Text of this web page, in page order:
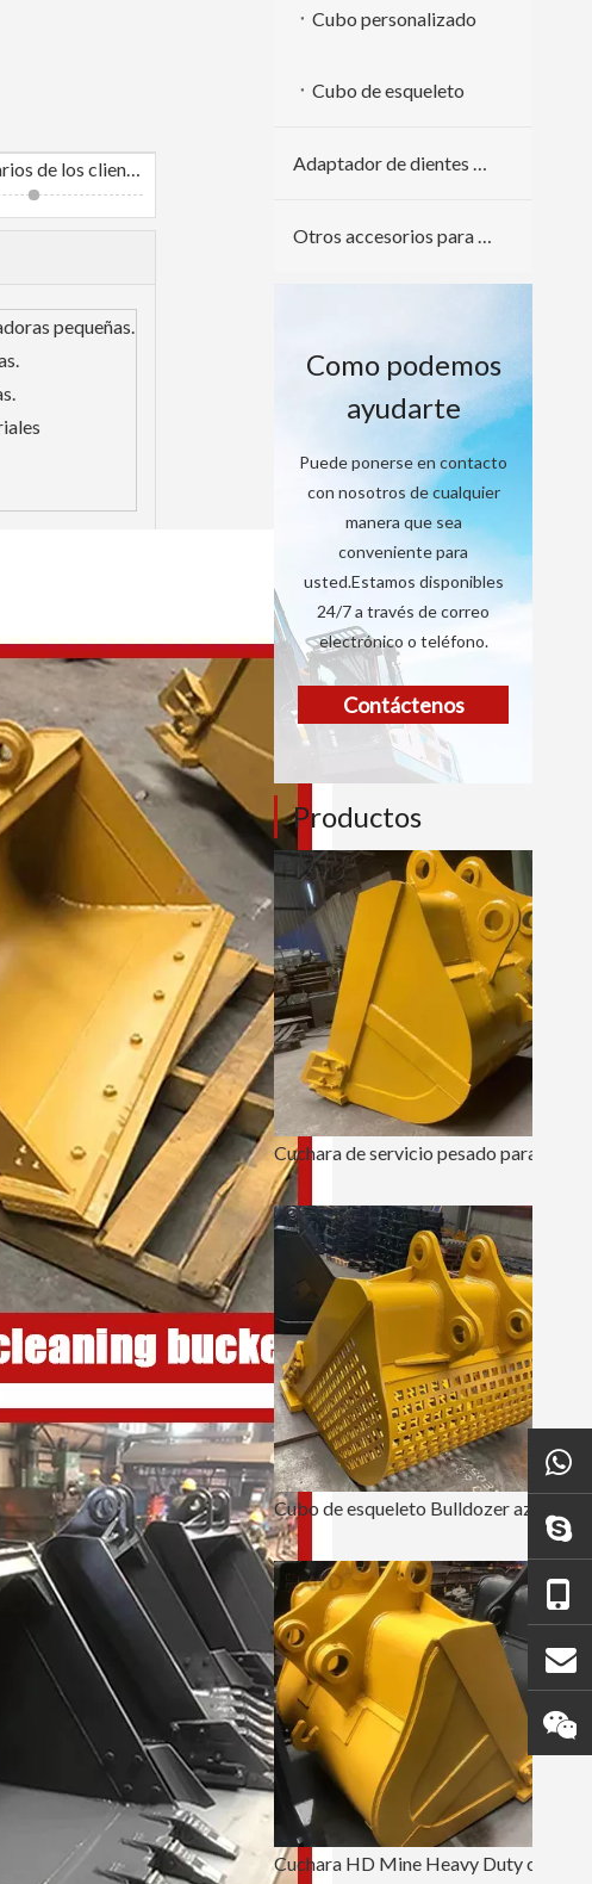
Comentarios de los clientes
pequeñas.
Cubo personalizado
Cubo de esqueleto
Adaptador de dientes de cuchara
Otros accesorios para excavadoras
Como podemos
ayudarte
Puede ponerse en contacto
con nosotros de cualquier
manera que sea
conveniente para
usted.Estamos disponibles
24/7 a través de correo
electrónico o teléfono.
Contáctenos
Productos